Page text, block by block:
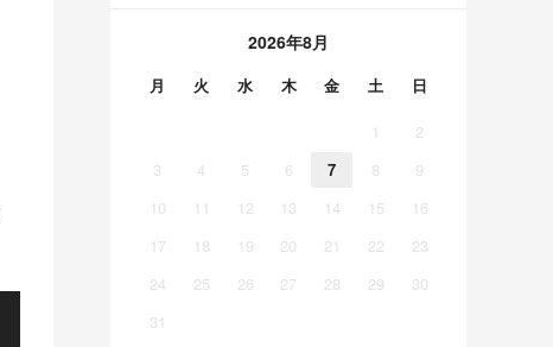
2026年8月
月 火 水 木 金 土 日
1
2
3
4 5 6 7 8
9
10
11 12 13 14 15
16
17
18 19 20 21 22
23
24
25 26 27 28 29
30
31